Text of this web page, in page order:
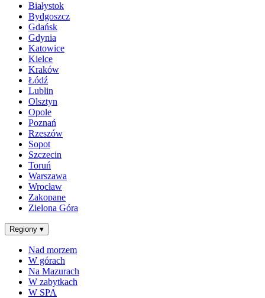
Białystok
Bydgoszcz
Gdańsk
Gdynia
Katowice
Kielce
Kraków
Łódź
Lublin
Olsztyn
Opole
Poznań
Rzeszów
Sopot
Szczecin
Toruń
Warszawa
Wrocław
Zakopane
Zielona Góra
Regiony ▾
Nad morzem
W górach
Na Mazurach
W zabytkach
W SPA